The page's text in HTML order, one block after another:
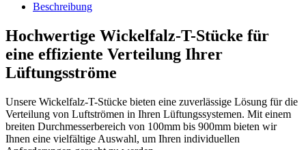
Beschreibung
Hochwertige Wickelfalz-T-Stücke für
eine effiziente Verteilung Ihrer
Lüftungsströme
Unsere Wickelfalz-T-Stücke bieten eine zuverlässige Lösung für die
Verteilung von Luftströmen in Ihren Lüftungssystemen. Mit einem
breiten Durchmesserbereich von 100mm bis 900mm bieten wir
Ihnen eine vielfältige Auswahl, um Ihren individuellen